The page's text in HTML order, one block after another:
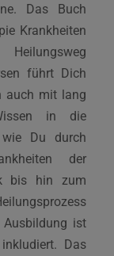
Das Buch
Krankheiten
führt Dich
auch mit lang
in die
Du durch
der
bis hin zum
Ausbildung ist
Das